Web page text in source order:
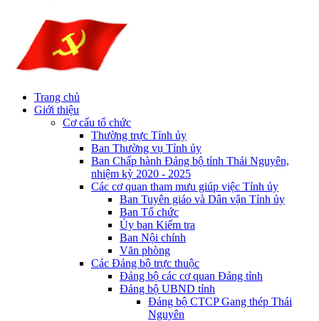
Trang chủ
Giới thiệu
Cơ cấu tổ chức
Thường trực Tỉnh ủy
Ban Thường vụ Tỉnh ủy
Ban Chấp hành Đảng bộ tỉnh Thái Nguyên,
nhiệm kỳ 2020 - 2025
Các cơ quan tham mưu giúp việc Tỉnh ủy
Ban Tuyên giáo và Dân vận Tỉnh ủy
Ban Tổ chức
Ủy ban Kiểm tra
Ban Nội chính
Văn phòng
Các Đảng bộ trực thuộc
Đảng bộ các cơ quan Đảng tỉnh
Đảng bộ UBND tỉnh
Đảng bộ CTCP Gang thép Thái
Nguyên